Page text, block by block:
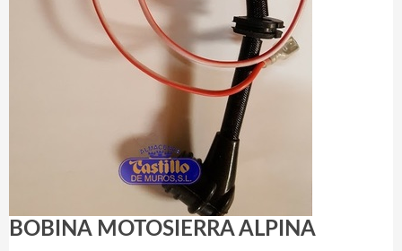
BOBINA MOTOSIERRA ALPINA